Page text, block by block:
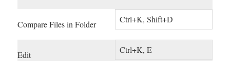
Compare Files in Folder Ctrl+K, Shift+D
Edit Ctrl+K, E